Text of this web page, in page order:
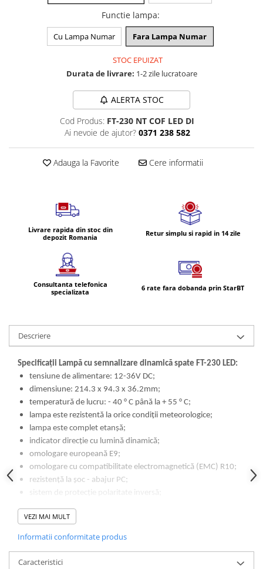
Scania R S G P Next Generation
Scania RPG
Volvo FH 2 Euro 4
Volvo FH 3 Euro 5
Volvo FH 4 Euro 6
Volvo Model FM
Becuri Led Auto
Becuri Xenon Auto
Seturi de Becuri Auto
Faruri Camioane, Utilaje &
Lampi Gabarit LED
Lampi gabarit auto si remorci
Lampi gabarit cu brat auto si
remorci
Lampi interior, Plafoniere
Lampi LED auto dedicate
Lampi numar Inmatriculare
Lampi Stop, Semnalizare & Triple
Lampi Fata cu Bec & Semnalizare
Lampi Fata LED & Semnalizare
Lampi Spate LED & Triple
Seturi Lampi Spate Triple
Lumini de Zi, DRL
Proiectoare de lucru si marsarier
Functie lampa:
Cu Lampa Numar Fara Lampa Numar
STOC EPUIZAT
Durata de livrare: 1-2 zile lucratoare
ALERTA STOC
Cod Produs: FT-230 NT COF LED DI
Ai nevoie de ajutor? 0371 238 582
Adauga la Favorite Cere informatii
Livrare rapida din stoc din
depozit Romania
Retur simplu si rapid in 14 zile
Consultanta telefonica
specializata
6 rate fara dobanda prin StarBT
Descriere
Specificații Lampă cu semnalizare dinamică spate FT-230 LED:
tensiune de alimentare: 12-36V DC;
dimensiune: 214.3 x 94.3 x 36.2mm;
temperatură de lucru: - 40 ° C până la + 55 ° C;
lampa este rezistentă la orice condiții meteorologice;
lampa este complet etanșă;
indicator direcție cu lumină dinamică;
omologare europeană E9;
omologare cu compatibilitate electromagnetică (EMC) R10;
rezistență la șoc - abajur PC;
sistem de protecție polaritate inversă;
lampa pentru iluminat numar in lateral;
VEZI MAI MULT
Informatii conformitate produs
Caracteristici